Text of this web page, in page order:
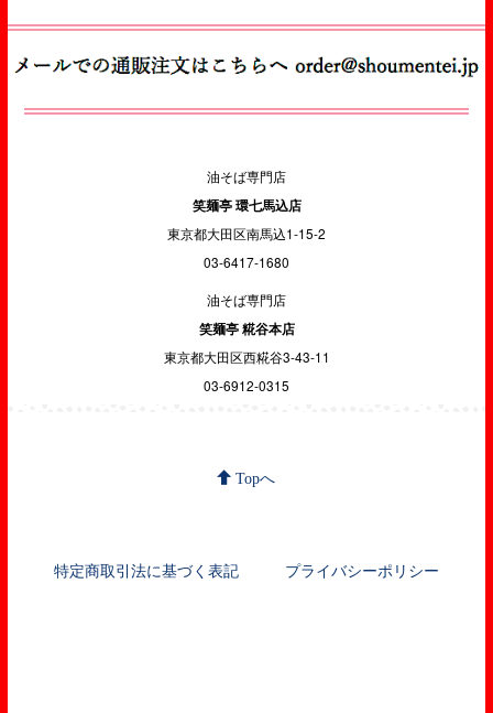
油そば専門店
笑麺亭 環七馬込店
東京都大田区南馬込1-15-2
03-6417-1680
油そば専門店
笑麺亭 糀谷本店
東京都大田区西糀谷3-43-11
03-6912-0315
Topへ
特定商取引法に基づく表記 プライバシーポリシー